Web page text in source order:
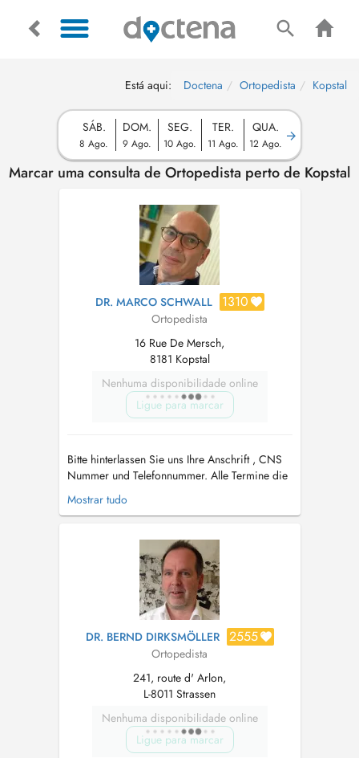
Está aqui: Doctena Ortopedista Kopstal
SÁB.
8 Ago.
DOM.
9 Ago.
SEG.
10 Ago.
TER.
11 Ago.
QUA.
12 Ago.
Marcar uma consulta de Ortopedista perto de Kopstal
DR. MARCO SCHWALL 1310
Ortopedista
16 Rue De Mersch,
8181 Kopstal
Nenhuma disponibilidade online
Ligue para marcar
Bitte hinterlassen Sie uns Ihre Anschrift , CNS
Nummer und Telefonnummer. Alle Termine die
nicht eingehalten werden oder nicht rechtzeitig
annuliert ( 24 Stunden) werden berechnet! Bitte
Gemeinsame Patientenakte) Die Praxis befindet
sich in L 8181- Kopst...
Mostrar tudo
DR. BERND DIRKSMÖLLER 2555
Ortopedista
241, route d' Arlon,
L-8011 Strassen
Nenhuma disponibilidade online
Ligue para marcar